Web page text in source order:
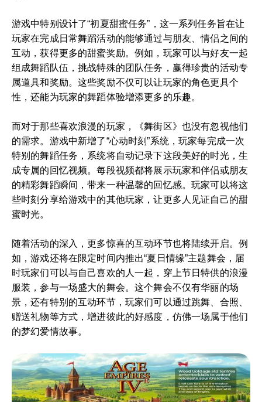
游戏中特别设计了“初夏甜蜜任务”，这一系列任务旨在让
玩家在完成日常舞蹈活动的能够通过与朋友、情侣之间的
互动，获得更多的甜蜜奖励。例如，玩家可以与好友一起
组成舞蹈队伍，挑战特殊的团队任务，赢得珍贵的活动专
属道具和奖励。这些奖励不仅可以让玩家的角色更具个
性，还能为玩家的舞蹈体验增添更多的乐趣。
而对于那些喜欢浪漫的玩家，《舞街区》也没有忽视他们
的需求。游戏中新增了“心动时刻”系统，玩家每完成一次
特别的舞蹈任务，系统将自动记录下这段美好的时光，生
成专属的回忆视频。每段视频都将展示玩家和伴侣或朋友
的精彩舞蹈瞬间，带来一种温馨的回忆感。玩家可以将这
些时刻分享给游戏中的其他玩家，让更多人见证自己的甜
蜜时光。
随着活动的深入，更多惊喜的互动环节也将陆续开启。例
如，游戏还将在限定时间内推出“夏日情缘”主题舞会，届
时玩家们可以与自己喜欢的人一起，穿上节日特供的浪漫
服装，参与一场盛大的舞会。这个舞会不仅有华丽的场
景，还有特别的互动环节，玩家们可以通过跳舞、合照、
赠送礼物等方式，增进彼此的好感度，仿佛一场属于他们
的梦幻爱情故事。